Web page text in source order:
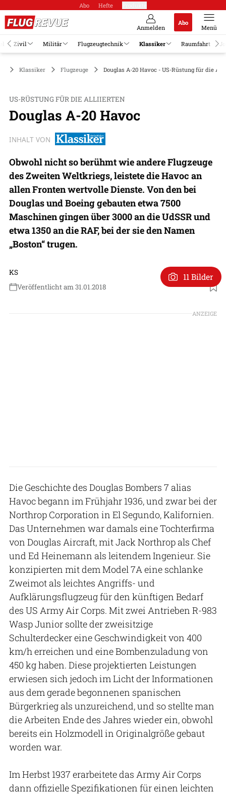
Abo Hefte
Anmelden
Abo
Menü
Zivil Militär Flugzeugtechnik Klassiker Raumfahrt
Klassiker Flugzeuge Douglas A-20 Havoc - US-Rüstung für die
US-RÜSTUNG FÜR DIE ALLIIERTEN
Douglas A-20 Havoc
INHALT VON
Obwohl nicht so berühmt wie andere Flugzeuge
des Zweiten Weltkriegs, leistete die Havoc an
allen Fronten wertvolle Dienste. Von den bei
Douglas und Boeing gebauten etwa 7500
Maschinen gingen über 3000 an die UdSSR und
etwa 1350 an die RAF, bei der sie den Namen
„Boston“ trugen.
KS
Veröffentlicht am 31.01.2018
11 Bilder
ANZEIGE
Die Geschichte des Douglas Bombers 7 alias
Havoc begann im Frühjahr 1936, und zwar bei der
Northrop Corporation in El Segundo, Kalifornien.
Das Unternehmen war damals eine Tochterfirma
von Douglas Aircraft, mit Jack Northrop als Chef
und Ed Heinemann als leitendem Ingenieur. Sie
konzipierten mit dem Model 7A eine schlanke
Zweimot als leichtes Angriffs- und
Aufklärungsflugzeug für den künftigen Bedarf
des US Army Air Corps. Mit zwei Antrieben R-983
Wasp Junior sollte der zweisitzige
Schulterdecker eine Geschwindigkeit von 400
km/h erreichen und eine Bombenzuladung von
450 kg haben. Diese projektierten Leistungen
erwiesen sich jedoch im Licht der Informationen
aus dem gerade begonnenen spanischen
Bürgerkrieg als unzureichend, und so stellte man
die Arbeiten Ende des Jahres wieder ein, obwohl
bereits ein Holzmodell in Originalgröße gebaut
worden war.
Im Herbst 1937 erarbeitete das Army Air Corps
dann offizielle Spezifikationen für einen leichten